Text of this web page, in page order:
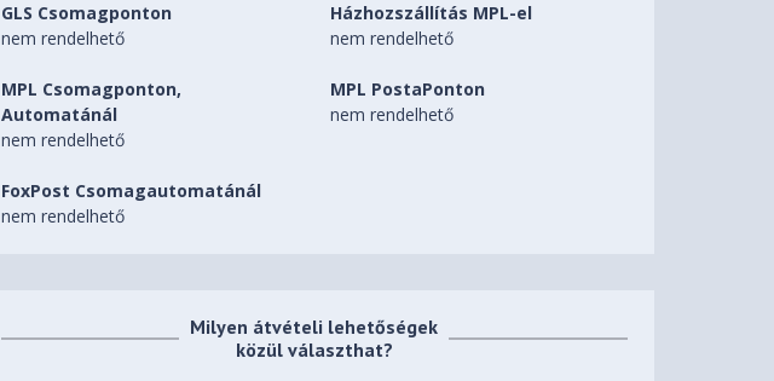
GLS Csomagponton
nem rendelhető
Házhozszállítás MPL-el
nem rendelhető
MPL Csomagponton,
Automatánál
nem rendelhető
MPL PostaPonton
nem rendelhető
FoxPost Csomagautomatánál
nem rendelhető
Milyen átvételi lehetőségek
közül választhat?